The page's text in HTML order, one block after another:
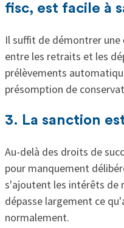
fisc, est facile à
Il suffit de démontrer une
entre les retraits et les
prélèvements
présomption de
3. La sanction
Au-delà des droits de
pour manquement
s'ajoutent les intérêts de
dépasse largement ce
normalement.